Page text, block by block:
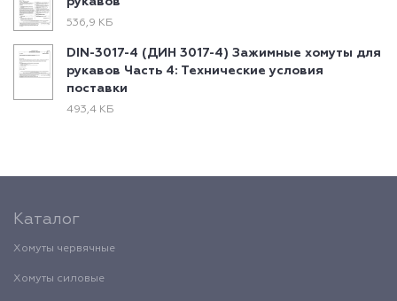
536,9 КБ
DIN-3017-4 (ДИН 3017-4) Зажимные хомуты для
рукавов Часть 4: Технические условия
поставки
493,4 КБ
Каталог
Хомуты червячные
Хомуты силовые